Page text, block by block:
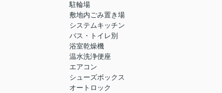
駐輪場
敷地内ごみ置き場
システムキッチン
バス・トイレ別
浴室乾燥機
温水洗浄便座
エアコン
シューズボックス
オートロック